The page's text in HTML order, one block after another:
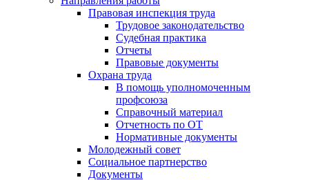
Правовая инспекция труда
Трудовое законодательство
Судебная практика
Отчеты
Правовые документы
Охрана труда
В помощь уполномоченным
профсоюза
Справочный материал
Отчетность по ОТ
Нормативные документы
Молодежный совет
Социальное партнерство
Документы